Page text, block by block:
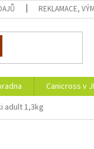
REKLAMACE,
Canicross v
adult 1,3kg